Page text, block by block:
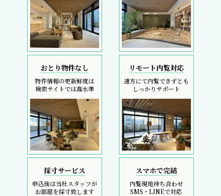
おとり物件なし
物件情報の更新鮮度は
検索サイトでは高水準
リモート内覧対応
遠方にて内覧できずとも
しっかりサポート
採寸サービス
申込後は当社スタッフが
お部屋を採寸致します
スマホで完結
内覧現地待ち合わせ
SMS・LINEで対応